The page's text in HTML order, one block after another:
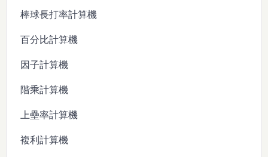
棒球長打率計算機
百分比計算機
因子計算機
階乘計算機
上壘率計算機
複利計算機